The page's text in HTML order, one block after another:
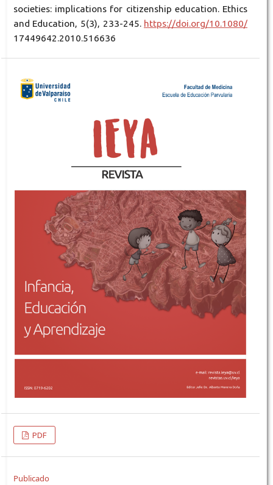
societies: implications for citizenship education. Ethics
and Education, 5(3), 233-245. https://doi.org/10.1080/
17449642.2010.516636
PDF
Publicado